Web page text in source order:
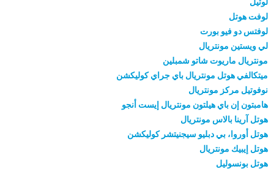
لوفت هوتل
لوفتس دو فيو بورت
لي ويستين مونتريال
مونتريال ماريوت شاتو شمبلين
ميتكالفي هوتل مونتريال باي جراي كوليكشن
نوفوتيل مركز مونتريال
هامبتون إن باي هيلتون مونتريال إيست أنجو
هوتل آرينا بالاس مونتريال
هوتل أوروا، بي دبليو سيجنيتشر كوليكشن
هوتل إيبيك مونتريال
هوتل بونسوليل